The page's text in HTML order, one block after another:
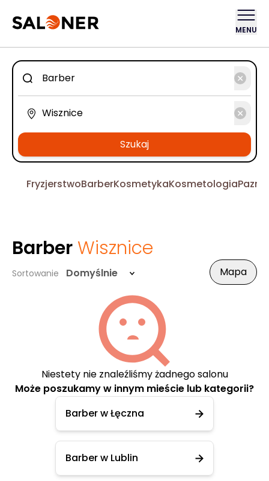
MENU
Szukaj
FryzjerstwoBarberKosmetykaKosmetologia
Barber Wisznice
Sortowanie Domyślnie Mapa
Niestety nie znaleźliśmy żadnego salonu
Może poszukamy w innym mieście lub kategorii?
Barber w Łęczna
Barber w Lublin